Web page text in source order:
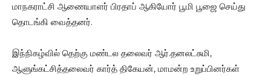
மாநகராட்சி ஆணையாளர் பிரதாப் ஆகியோர் பூமி பூஜை செய்து
தொடங்கி வைத்தனர்.
இந்நிகழ்வில் தெற்கு மண்டல தலைவர் ஆர்.தனலட்சுமி,
ஆளுங்கட்சித்தலைவர் கார்த் திகேயன், மாமன்ற உறுப்பினர்கள்